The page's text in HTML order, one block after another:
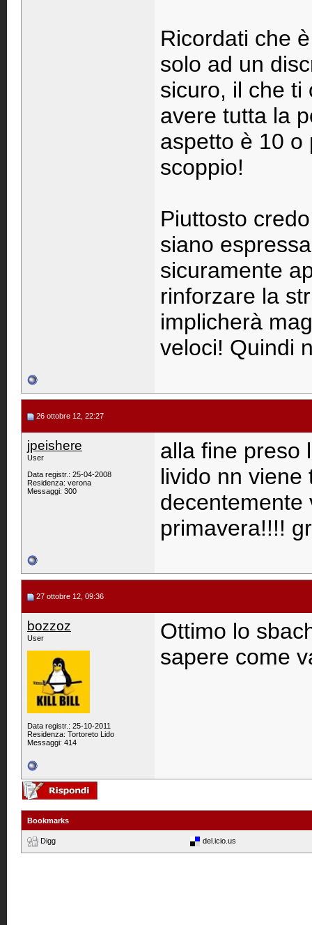
Ricordati che
solo ad un
sicuro, il che ti
avere tutta la
aspetto è 10 o
scoppio!
Piuttosto
siano
sicuramente
rinforzare la
implicherà
veloci! Quindi
26 ottobre 12, 22:27
jpeishere
User
Data registr.: 25-04-2008
Residenza: verona
Messaggi: 300
alla fine preso
livido nn viene
primavera!!!!
27 ottobre 12, 09:36
bozzoz
User
Data registr.: 25-10-2011
Residenza: Tortoreto Lido
Messaggi: 414
Ottimo lo
sapere come
Bookmarks
Digg del.icio.us